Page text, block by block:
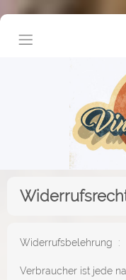
Widerrufsbelehrung :
Verbraucher ist jede